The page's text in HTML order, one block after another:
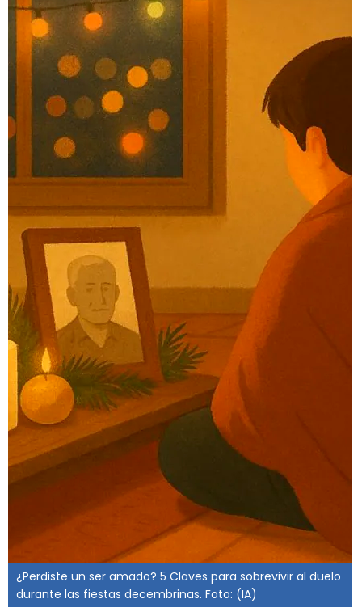
¿Perdiste un ser amado? 5 Claves para sobrevivir al duelo
durante las fiestas decembrinas. Foto: (IA)